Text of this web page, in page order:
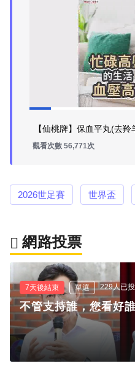
【仙桃牌】保血平丸(去羚
觀看次數 56,785次
2026世足賽 世界盃
網路投票
7天後結束 單選 229人已投
不管支持誰，您看好